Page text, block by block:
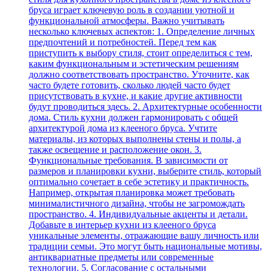
бруса играет ключевую роль в создании уютной и
функциональной атмосферы. Важно учитывать
несколько ключевых аспектов: 1. Определение личных
предпочтений и потребностей. Перед тем как
приступить к выбору стиля, стоит определиться с тем,
каким функциональным и эстетическим решениям
должно соответствовать пространство. Уточните, как
часто будете готовить, сколько людей часто будет
присутствовать в кухне, и какие другие активности
будут проводиться здесь. 2. Архитектурные особенности
дома. Стиль кухни должен гармонировать с общей
архитектурой дома из клееного бруса. Учтите
материалы, из которых выполнены стены и полы, а
также освещение и расположение окон. 3.
Функциональные требования. В зависимости от
размеров и планировки кухни, выберите стиль, который
оптимально сочетает в себе эстетику и практичность.
Например, открытая планировка может требовать
минималистичного дизайна, чтобы не загромождать
пространство. 4. Индивидуальные акценты и детали.
Добавьте в интерьер кухни из клееного бруса
уникальные элементы, отражающие вашу личность или
традиции семьи. Это могут быть национальные мотивы,
антиквариатные предметы или современные
технологии. 5. Согласование с остальными